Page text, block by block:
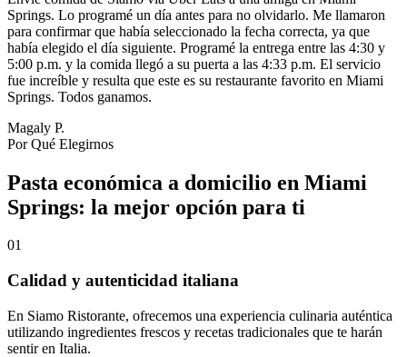
Springs. Lo programé un día antes para no olvidarlo. Me llamaron
para confirmar que había seleccionado la fecha correcta, ya que
había elegido el día siguiente. Programé la entrega entre las 4:30 y
5:00 p.m. y la comida llegó a su puerta a las 4:33 p.m. El servicio
fue increíble y resulta que este es su restaurante favorito en Miami
Springs. Todos ganamos.
Magaly P.
Por Qué Elegirnos
Pasta económica a domicilio en Miami
Springs: la mejor opción para ti
01
Calidad y autenticidad italiana
En Siamo Ristorante, ofrecemos una experiencia culinaria auténtica
utilizando ingredientes frescos y recetas tradicionales que te harán
sentir en Italia.